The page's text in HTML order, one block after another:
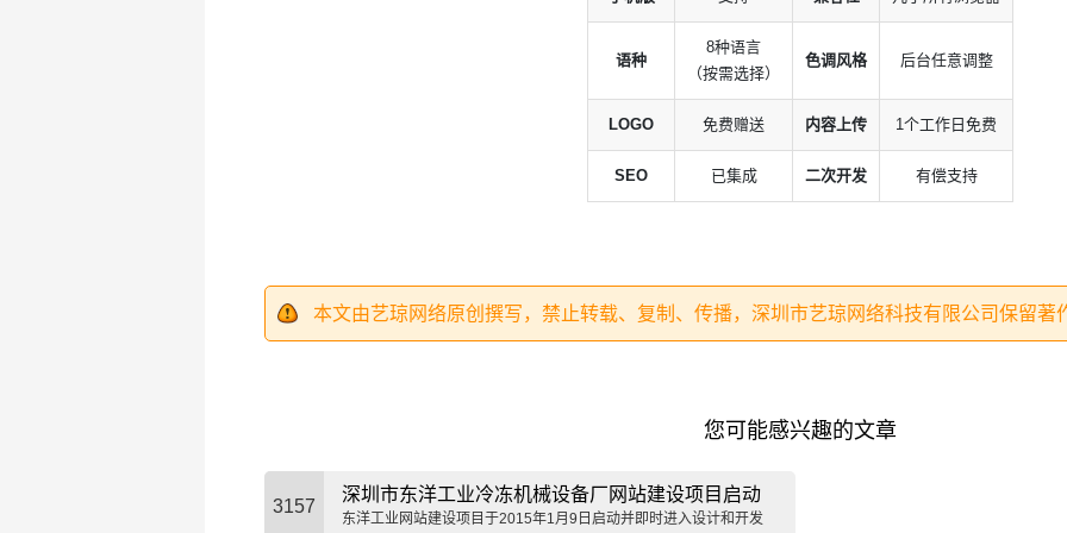
语种
8种语言
（按需选择）
色调风格 后台任意调整
LOGO 免费赠送 内容上传 1个工作日免费
SEO 已集成 二次开发 有偿支持
本文由艺琼网络原创撰写，禁止转载、复制、传播，深圳市艺琼网络科技有限公司保留著
您可能感兴趣的文章
3157
深圳市东洋工业冷冻机械设备厂网站建设项目启动
东洋工业网站建设项目于2015年1月9日启动并即时进入设计和开发